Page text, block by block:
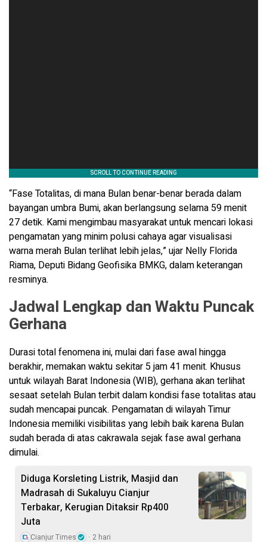
“Fase Totalitas, di mana Bulan benar-benar berada dalam
bayangan umbra Bumi, akan berlangsung selama 59 menit
27 detik. Kami mengimbau masyarakat untuk mencari lokasi
pengamatan yang minim polusi cahaya agar visualisasi
warna merah Bulan terlihat lebih jelas,” ujar Nelly Florida
Riama, Deputi Bidang Geofisika BMKG, dalam keterangan
resminya.
Jadwal Lengkap dan Waktu Puncak
Gerhana
Durasi total fenomena ini, mulai dari fase awal hingga
berakhir, memakan waktu sekitar 5 jam 41 menit. Khusus
untuk wilayah Barat Indonesia (WIB), gerhana akan terlihat
sesaat setelah Bulan terbit dalam kondisi fase totalitas atau
sudah mencapai puncak. Pengamatan di wilayah Timur
Indonesia memiliki visibilitas yang lebih baik karena Bulan
sudah berada di atas cakrawala sejak fase awal gerhana
dimulai.
Diduga Korsleting Listrik, Masjid dan
Madrasah di Sukaluyu Cianjur
Terbakar, Kerugian Ditaksir Rp400
Juta
Cianjur Times 2 hari